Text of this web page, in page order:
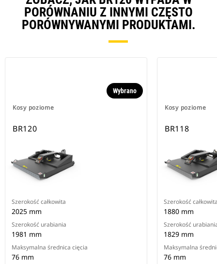
PORÓWNANIU Z INNYMI CZĘSTO
PORÓWNYWANYMI PRODUKTAMI.
Kosy poziome
Wybrano
BR120
Szerokość całkowita
2025 mm
Szerokość urabiania
1981 mm
Maksymalna średnica cięcia
76 mm
Kosy poziome
BR118
Szerokość
1880 mm
Szerokość
1829 mm
Maksymalna
76 mm